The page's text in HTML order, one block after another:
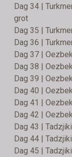
Dag 34 |
grot
Dag 35 |
Dag 36 |
Dag 37 |
Dag 38 |
Dag 39 |
Dag 40 |
Dag 41 |
Dag 42 |
Dag 43 |
Dag 44 |
Dag 45 |